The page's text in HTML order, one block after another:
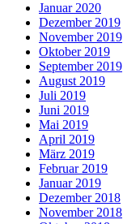
Januar 2020
Dezember 2019
November 2019
Oktober 2019
September 2019
August 2019
Juli 2019
Juni 2019
Mai 2019
April 2019
März 2019
Februar 2019
Januar 2019
Dezember 2018
November 2018